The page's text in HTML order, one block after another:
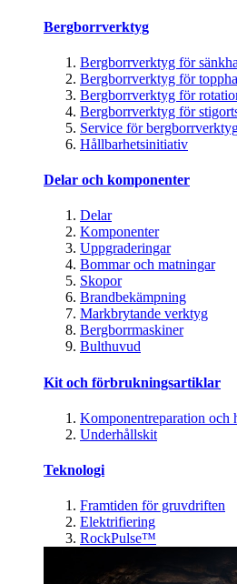
Bergborrverktyg
Bergborrverktyg för
Bergborrverktyg för
Bergborrverktyg för
Bergborrverktyg för
Service för
Hållbarhetsinitiativ
Delar och komponenter
Delar
Komponenter
Uppgraderingar
Bommar och matningar
Skopor
Brandbekämpning
Markbrytande verktyg
Bergborrmaskiner
Bulthuvud
Kit och förbrukningsartiklar
Komponentreparation och
Underhållskit
Teknologi
Framtiden för gruvdriften
Elektrifiering
RockPulse™